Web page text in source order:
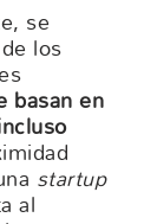
se
los
basan en
startup
al